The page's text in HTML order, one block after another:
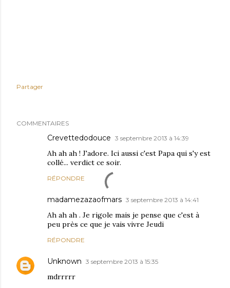
Partager
COMMENTAIRES
Crevettedodouce 3 septembre 2013 à 14:39
Ah ah ah ! J'adore. Ici aussi c'est Papa qui s'y est
collé... verdict ce soir.
RÉPONDRE
madamezazaofmars 3 septembre 2013 à 14:41
Ah ah ah . Je rigole mais je pense que c'est à
peu près ce que je vais vivre Jeudi
RÉPONDRE
Unknown 3 septembre 2013 à 15:35
mdrrrrr